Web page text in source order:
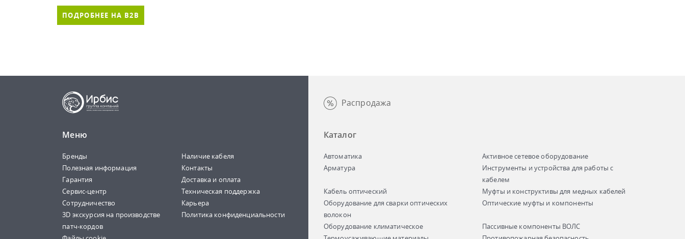
ПОДРОБНЕЕ НА B2B
Меню
Бренды
Наличие кабеля
Полезная информация
Контакты
Гарантия
Доставка и оплата
Сервис-центр
Техническая поддержка
Сотрудничество
Карьера
3D экскурсия на производстве
патч-кордов
Политика конфиденциальности
Распродажа
Каталог
Автоматика
Активное сетевое оборудование
Арматура
Инструменты и устройства для работы с
кабелем
Кабель оптический
Муфты и конструктивы для медных кабелей
Оборудование для сварки оптических
волокон
Оптические муфты и компоненты
Оборудование климатическое
Пассивные компоненты ВОЛС